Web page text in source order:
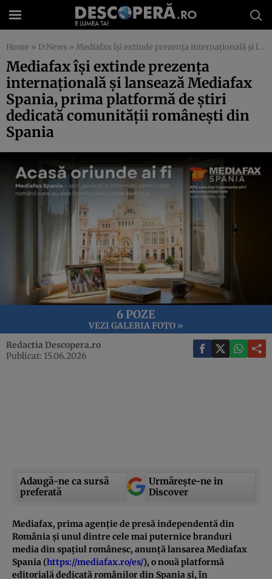
Home » D:News » Mediafax își extinde prezența internațională și lansează Mediafax Spania, prima platformă de știri dedicată comunității românești din Spania
Mediafax își extinde prezența
internațională și lansează Mediafax
Spania, prima platformă de știri
dedicată comunității românești din
Spania
6 POZE
VEZI GALERIA FOTO »
Redactia Descopera.ro
Publicat: 15.06.2026
Adaugă-ne ca sursă
preferată
Urmărește-ne in
Discover
Mediafax, prima agenție de presă independentă din
România și unul dintre cele mai puternice branduri
media din spațiul românesc, anunță lansarea Mediafax
Spania (https://mediafax.ro/es/), o nouă platformă
editorială dedicată românilor din Spania și, în